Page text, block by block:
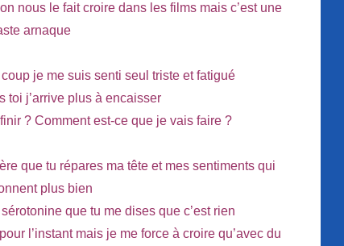
nous le fait croire dans les films mais c’est une
arnaque
je me suis senti seul triste et fatigué
toi j’arrive plus à encaisser
? Comment est-ce que je vais faire ?
que tu répares ma tête et mes sentiments qui
plus bien
que tu me dises que c’est rien
l’instant mais je me force à croire qu’avec du